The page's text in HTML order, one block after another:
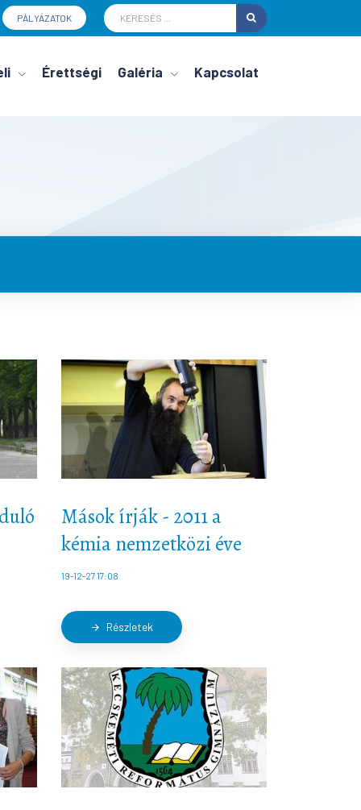
PÁLYÁZATOK
Érettségi Galéria Kapcsolat
Mások írják - 2011 a
kémia nemzetközi éve
19-12-27 17:08
arrow_forward Részletek